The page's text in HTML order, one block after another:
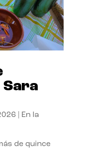
En la
de quince